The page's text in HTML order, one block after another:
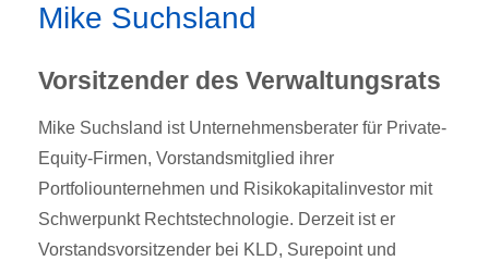
Mike Suchsland
Vorsitzender des Verwaltungsrats
Mike Suchsland ist Unternehmensberater für Private-
Equity-Firmen, Vorstandsmitglied ihrer
Portfoliounternehmen und Risikokapitalinvestor mit
Schwerpunkt Rechtstechnologie. Derzeit ist er
Vorstandsvorsitzender bei KLD, Surepoint und